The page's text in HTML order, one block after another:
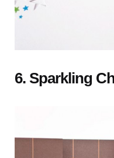
6. Sparkling